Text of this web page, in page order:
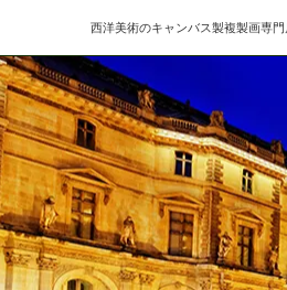
西洋美術のキャンバス製複製画専